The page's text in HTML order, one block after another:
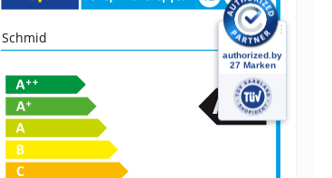
Schmid 10331
A +